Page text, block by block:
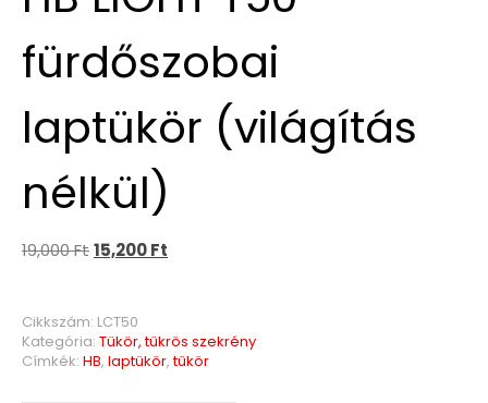
fürdőszobai
laptükör (világítás
nélkül)
19,000Ft15,200Ft
Cikkszám: LCT50
Kategória: Tükör, tükrös szekrény
Címkék: HB, laptükör,tükör